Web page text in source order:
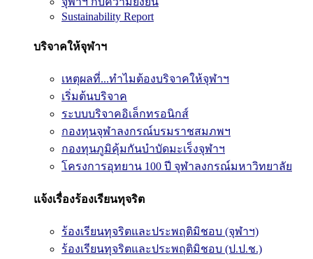
Sustainability Report
บริจาคให้จุฬาฯ
เหตุผลที่...ทำไมต้องบริจาคให้จุฬาฯ
เริ่มต้นบริจาค
ระบบบริจาคอิเล็กทรอนิกส์
กองทุนจุฬาลงกรณ์บรมราชสมภพฯ
กองทุนภูมิคุ้มกันบำบัดมะเร็งจุฬาฯ
โครงการอุทยาน 100 ปี จุฬาลงกรณ์มหาวิทยาลัย
แจ้งเรื่องร้องเรียนทุจริต
ร้องเรียนทุจริตและประพฤติมิชอบ (จุฬาฯ)
ร้องเรียนทุจริตและประพฤติมิชอบ (ป.ป.ช.)